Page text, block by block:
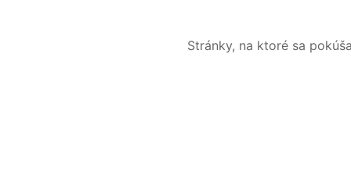
Stránky, na ktoré sa